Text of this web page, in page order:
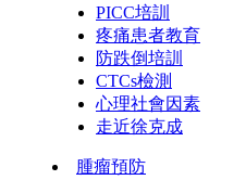
PICC培訓
疼痛患者教育
防跌倒培訓
CTCs檢測
心理社會因素
走近徐克成
腫瘤預防